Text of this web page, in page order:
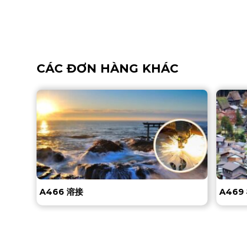
CÁC ĐƠN HÀNG KHÁC
A466 溶接 A469